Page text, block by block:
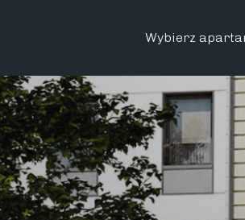
Wybierz